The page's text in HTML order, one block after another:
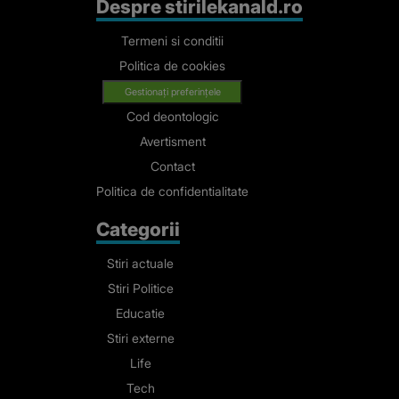
Despre stirilekanald.ro
Termeni si conditii
Politica de cookies
Gestionați preferințele
Cod deontologic
Avertisment
Contact
Politica de confidentialitate
Categorii
Stiri actuale
Stiri Politice
Educatie
Stiri externe
Life
Tech